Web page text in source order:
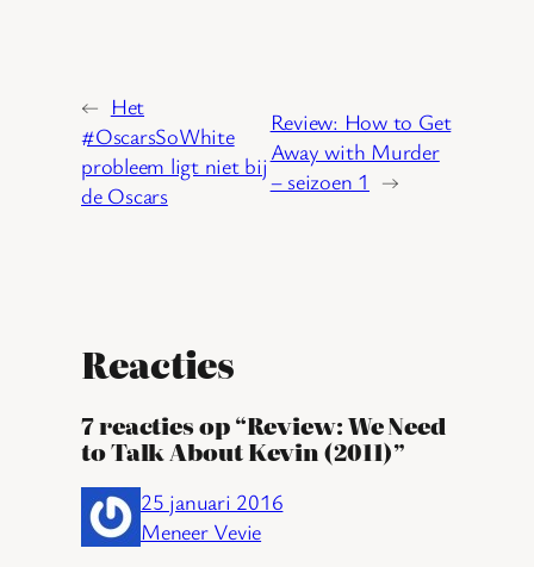
← Het
#OscarsSoWhite
probleem ligt niet bij
de Oscars
Review: How to Get
Away with Murder
– seizoen 1 →
Reacties
7 reacties op “Review: We Need
to Talk About Kevin (2011)”
25 januari 2016
Meneer Vevie